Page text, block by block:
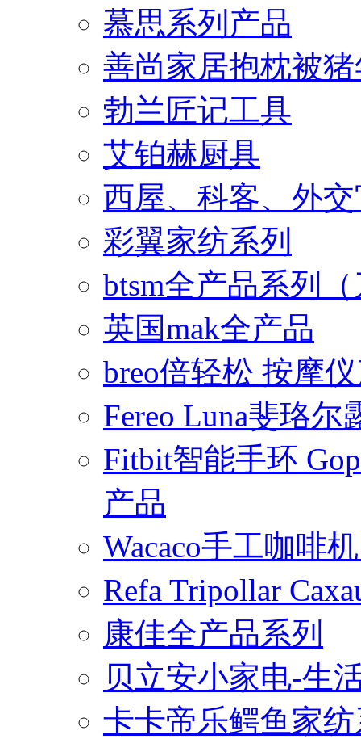
慕思系列产品
善尚家居抱枕被
勃兰匠记工具
艾铂赫厨具
西屋、科客、外
彩翼家纺系列
btsm全产品系列
英国mak全产品
breo倍轻松 按摩
Fereo Luna斐珞
Fitbit智能手环
产品
Wacaco手工咖啡
Refa Tripollar
康佳全产品系列
贝立安小家电-生
卡卡帝乐鳄鱼家